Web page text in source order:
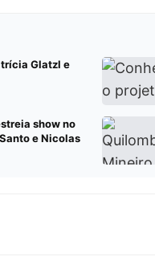
Glatzl e
show no
e Nicolas